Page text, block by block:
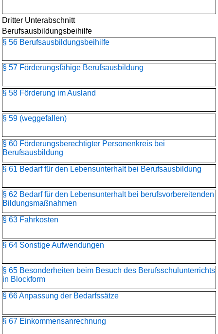
Dritter Unterabschnitt
Berufsausbildungsbeihilfe
§ 56 Berufsausbildungsbeihilfe
§ 57 Förderungsfähige Berufsausbildung
§ 58 Förderung im Ausland
§ 59 (weggefallen)
§ 60 Förderungsberechtigter Personenkreis bei
Berufsausbildung
§ 61 Bedarf für den Lebensunterhalt bei Berufsausbildung
§ 62 Bedarf für den Lebensunterhalt bei berufsvorbereitenden
Bildungsmaßnahmen
§ 63 Fahrkosten
§ 64 Sonstige Aufwendungen
§ 65 Besonderheiten beim Besuch des Berufsschulunterrichts
in Blockform
§ 66 Anpassung der Bedarfssätze
§ 67 Einkommensanrechnung